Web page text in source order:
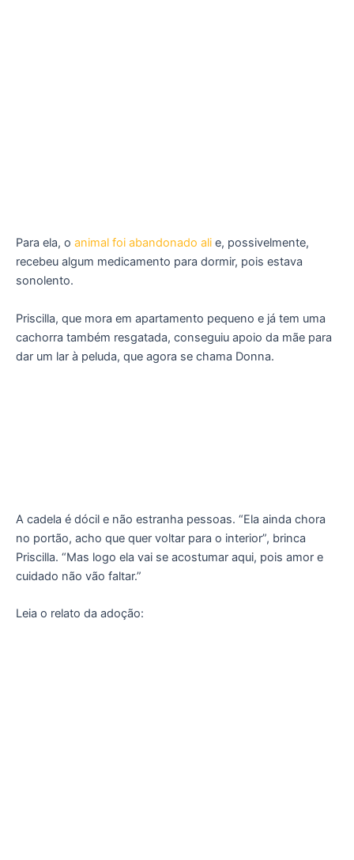
Para ela, o animal foi abandonado ali e, possivelmente,
recebeu algum medicamento para dormir, pois estava
sonolento.
Priscilla, que mora em apartamento pequeno e já tem uma
cachorra também resgatada, conseguiu apoio da mãe para
dar um lar à peluda, que agora se chama Donna.
A cadela é dócil e não estranha pessoas. “Ela ainda chora
no portão, acho que quer voltar para o interior”, brinca
Priscilla. “Mas logo ela vai se acostumar aqui, pois amor e
cuidado não vão faltar.”
Leia o relato da adoção: